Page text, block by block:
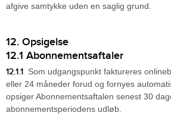
afgive samtykke uden en saglig grund.
12. Opsigelse
12.1 Abonnementsaftaler
12.1.1 Som udgangspunkt faktureres
eller 24 måneder forud og fornyes
opsiger Abonnementsaftalen senest 30
abonnementsperiodens udløb.